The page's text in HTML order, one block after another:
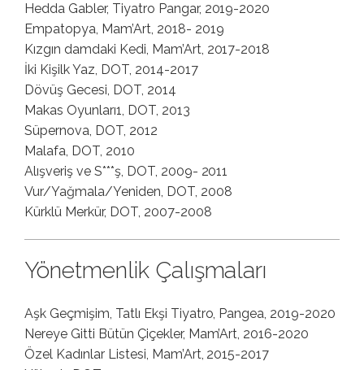
Hedda Gabler, Tiyatro Pangar, 2019-2020
Empatopya, Mam’Art, 2018- 2019
Kızgın damdaki Kedi, Mam’Art, 2017-2018
İki Kişilk Yaz, DOT, 2014-2017
Dövüş Gecesi, DOT, 2014
Makas Oyunları1, DOT, 2013
Süpernova, DOT, 2012
Malafa, DOT, 2010
Alışveriş ve S***ş, DOT, 2009- 2011
Vur/Yağmala/Yeniden, DOT, 2008
Kürklü Merkür, DOT, 2007-2008
Yönetmenlik Çalışmaları
Aşk Geçmişim, Tatlı Ekşi Tiyatro, Pangea, 2019-2020
Nereye Gitti Bütün Çiçekler, Mam’Art, 2016-2020
Özel Kadınlar Listesi, Mam’Art, 2015-2017